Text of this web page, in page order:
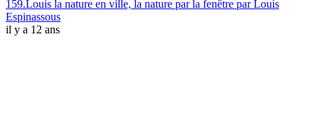
159.Louis la nature en ville, la nature par la fenêtre par Louis
Espinassous
il y a 12 ans